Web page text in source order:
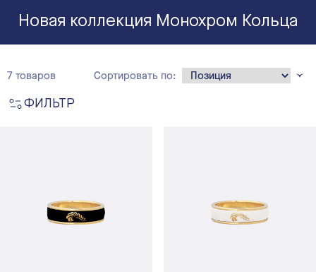
Новая коллекция Монохром Кольца
ФИЛЬТР
7 товаров Сортировать по: